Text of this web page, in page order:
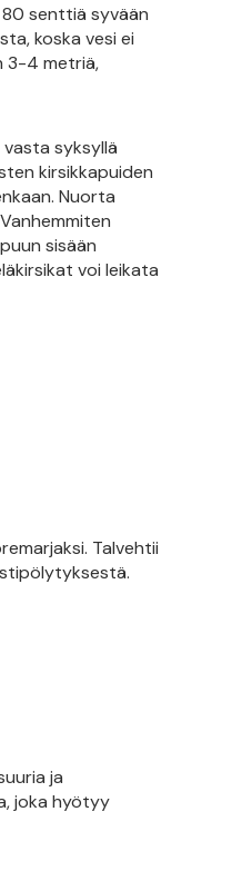
80 senttiä syvään
koska vesi ei
3-4 metriä,
syksyllä
kirsikkapuiden
Nuorta
sisään
voi leikata
Talvehtii
ja
joka hyötyy